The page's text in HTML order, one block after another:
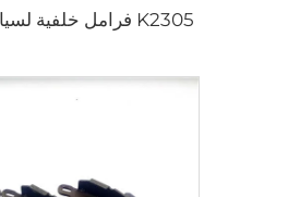
K2305 فرامل خلفية لسيارات تويوتا 04495-35151